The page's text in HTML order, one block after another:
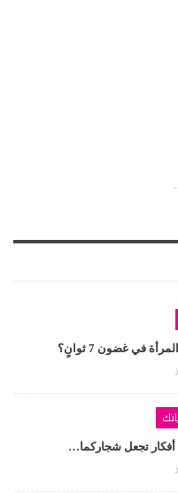
في غضون 7 ثوانٍ؟